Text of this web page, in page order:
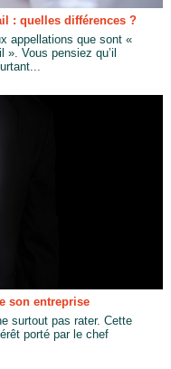
: quelles différences ?
appellations que sont «
Vous pensiez qu’il
son entreprise
surtout pas rater. Cette
porté par le chef